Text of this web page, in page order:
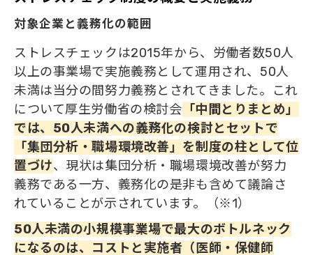
対象企業と義務化の範囲
ストレスチェックは2015年から、労働者数50人
以上の事業場で実施義務として運用され、50人
未満は当分の間努力義務とされてきました。これ
について厚生労働省の検討会 「中間とりまとめ」
では、50人未満への義務化の検討とセットで
「集団分析・職場環境改善」を制度の柱として位
置づけ、現状は集団分析・職場環境改善が努力
義務である一方、義務化の是非も含めて議論さ
れていることが示されています。（※1）
50人未満の小規模事業場で最大のボトルネック
になるのは、コストと実施者（医師・保健師